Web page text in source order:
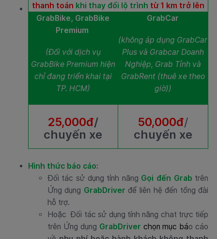
thanh toán khi thay đổi lộ trình từ1 km trở lên
GrabBike, GrabBike
Premium
(Đối với dịch vụ
GrabBike Premium hiện
chỉ đang triển khai tại
TP. HCM)
GrabCar
(không áp dụng GrabCar
Plus và Grabcar Doanh
Nghiệp, Grab Tỉnh và
GrabRent (thuê xe theo
giờ))
25,000đ/
chuyến xe
50,000đ/
chuyến xe
Hình thức báo cáo:
Đối tác sử dụng tính năng Gọi đến Grab trên
Ứng dụng GrabDriver để liên hệ đến tổng đài
hỗ trợ.
Hoặc Đối tác sử dụng tính năng chat trực tiếp
trên Ứng dụng GrabDriver chọn mục báo cáo